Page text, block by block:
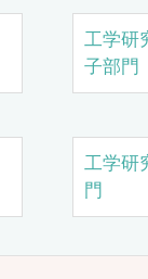
工学研
子部門
工学研
門